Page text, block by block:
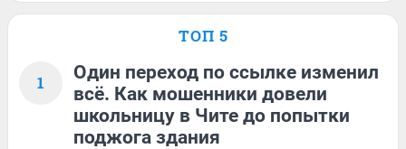
ТОП 5
1
Один переход по ссылке изменил
всё. Как мошенники довели
школьницу в Чите до попытки
поджога здания